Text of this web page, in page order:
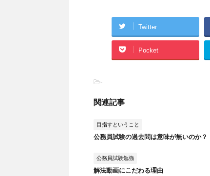
Twitter
Pocket
-
関連記事
目指すということ
公務員試験の過去問は意味が無いのか？
公務員試験勉強
解法動画にこだわる理由